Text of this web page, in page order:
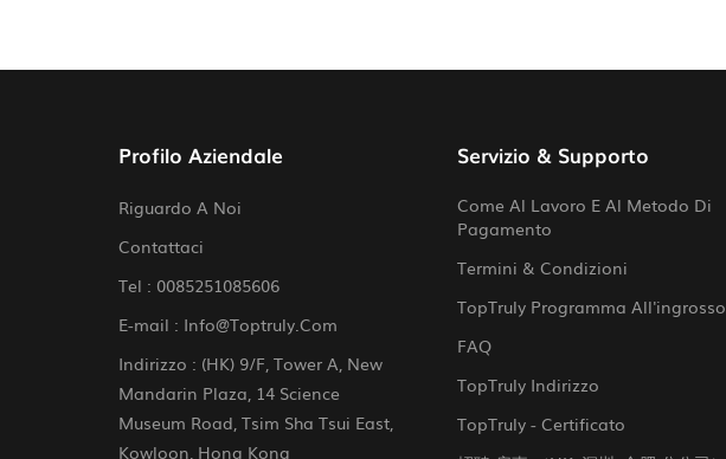
Profilo Aziendale
Riguardo A Noi
Contattaci
Tel : 0085251085606
E-mail : Info@toptruly.com
Indirizzo : (HK) 9/F, Tower A, New
Mandarin Plaza, 14 Science
Museum Road, Tsim Sha Tsui East,
Kowloon, Hong Kong
Servizio & Supporto
Come Al Lavoro E Al Metodo Di
Pagamento
Termini & Condizioni
TopTruly Programma All'ingrosso
FAQ
TopTruly Indirizzo
TopTruly - Certificato